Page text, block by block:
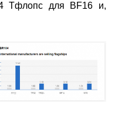
Тфлопс для BF16 и,